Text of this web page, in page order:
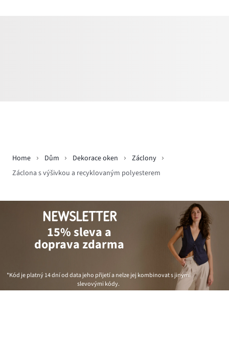
Home Dům Dekorace oken
Záclony
Záclona s výšivkou a recyklovaným polyesterem
NEWSLETTER
15% sleva a
doprava zdarma
*Kód je platný 14 dní od data jeho přijetí a nelze jej kombinovat s jinými
slevovými kódy.